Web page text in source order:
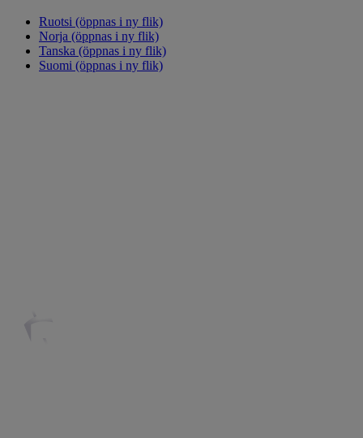
Ruotsi (öppnas i ny flik)
Norja (öppnas i ny flik)
Tanska (öppnas i ny flik)
Suomi (öppnas i ny flik)